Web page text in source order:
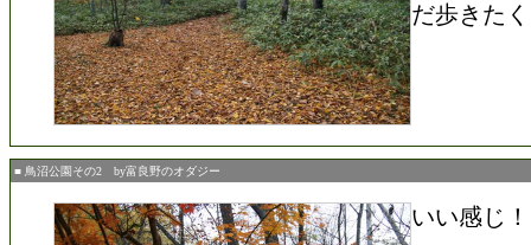
だ歩きた
■ 鳥沼公園その2 by富良野のオダジー
いい感じ！